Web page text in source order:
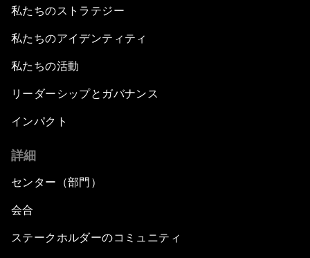
私たちのストラテジー
私たちのアイデンティティ
私たちの活動
リーダーシップとガバナンス
インパクト
詳細
センター（部門）
会合
ステークホルダーのコミュニティ